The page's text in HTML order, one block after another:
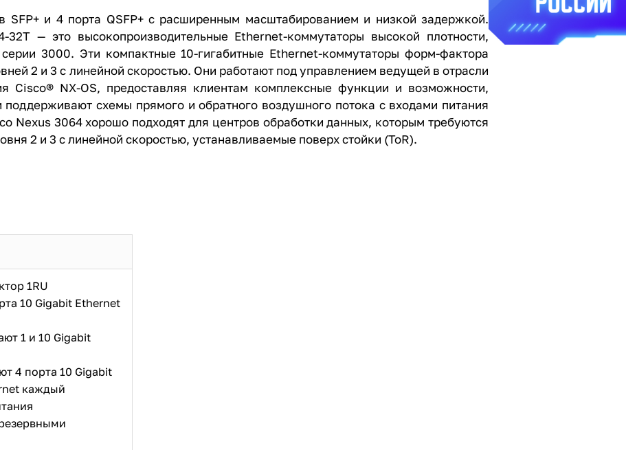
SFP+ и 4 порта QSFP+ с расширенным масштабированием и низкой задержкой.
— это высокопроизводительные Ethernet-коммутаторы высокой плотности,
3000. Эти компактные 10-гигабитные Ethernet-коммутаторы форм-фактора
2 и 3 с линейной скоростью. Они работают под управлением ведущей в отрасли
Cisco® NX-OS, предоставляя клиентам комплексные функции и возможности,
схемы прямого и обратного воздушного потока с входами питания
Nexus 3064 хорошо подходят для центров обработки данных, которым требуются
2 и 3 с линейной скоростью, устанавливаемые поверх стойки (ToR).
1RU
10 Gigabit Ethernet
1 и 10 Gigabit
4 порта 10 Gigabit
каждый